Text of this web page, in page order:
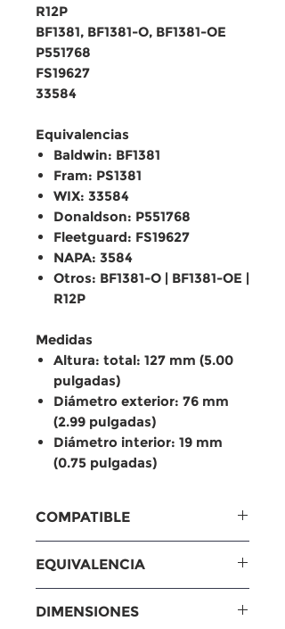
R12P
BF1381, BF1381-O, BF1381-OE
P551768
FS19627
33584
Equivalencias
Baldwin: BF1381
Fram: PS1381
WIX: 33584
Donaldson: P551768
Fleetguard: FS19627
NAPA: 3584
Otros: BF1381-O | BF1381-OE |
R12P
Medidas
Altura: total: 127 mm (5.00
pulgadas)
Diámetro exterior: 76 mm
(2.99 pulgadas)
Diámetro interior: 19 mm
(0.75 pulgadas)
COMPATIBLE
Genie – Plataformas
elevadoras
S100
EQUIVALENCIA
Baldwin: BF1381
DIMENSIONES